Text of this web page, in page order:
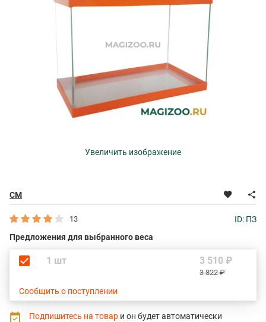
СМ
Увеличить изображение
13
ID: ПЗ
Предложения для выбранного веса
1 шт 3 510 ₽
3 822 ₽
Сообщить о поступлении
Подпишитесь на товар и он будет автоматически